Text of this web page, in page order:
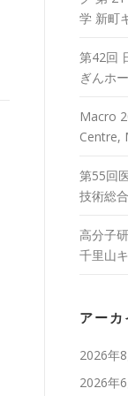
学 新町
第42回
ぎんホ
Macro
Centre,
第55回
技術総
高分子
千里山
アーカ
2026年8
2026年6